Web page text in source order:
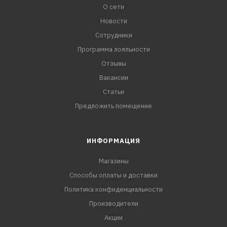
О сети
Новости
Сотрудники
Программа лояльности
Отзывы
Вакансии
Статьи
Предложить помещение
ИНФОРМАЦИЯ
Магазины
Способы оплаты и доставки
Политика конфиденциальности
Производители
Акции